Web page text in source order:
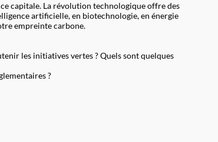
capitale. La révolution technologique offre des
artificielle, en biotechnologie, en énergie
empreinte carbone.
les initiatives vertes ? Quels sont quelques
?